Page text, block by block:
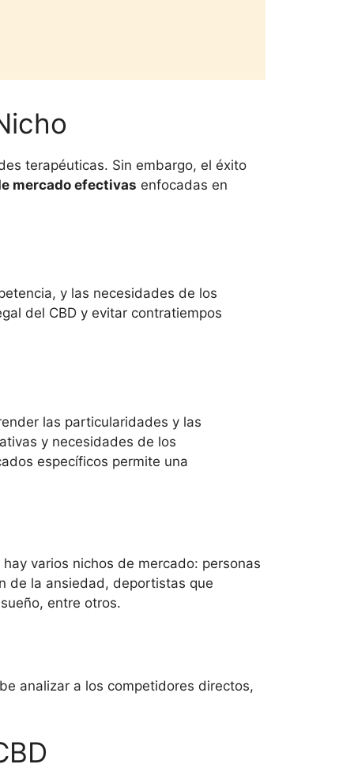
terapéuticas. Sin embargo, el éxito
mercado efectivas enfocadas en
y las necesidades de los
del CBD y evitar contratiempos
las particularidades y las
y necesidades de los
específicos permite una
varios nichos de mercado: personas
de la ansiedad, deportistas que
entre otros.
analizar a los competidores directos,